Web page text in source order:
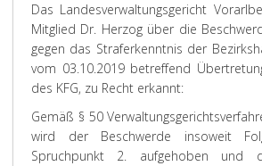
Das Landesverwaltungsgericht
Mitglied Dr. Herzog über die
gegen das Straferkenntnis der
vom 03.10.2019 betreffend
des KFG, zu Recht erkannt:
Gemäß § 50
wird der Beschwerde insoweit
Spruchpunkt 2. aufgehoben und